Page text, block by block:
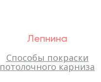
Лепнина
Способы покраски
потолочного карниза